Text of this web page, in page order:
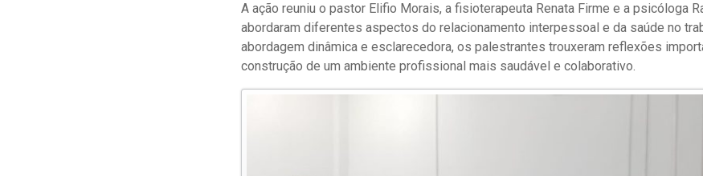
A ação reuniu o pastor Elifio Morais, a fisioterapeuta Renata Firme e a psicóloga
abordaram diferentes aspectos do relacionamento interpessoal e da saúde no
abordagem dinâmica e esclarecedora, os palestrantes trouxeram reflexões
construção de um ambiente profissional mais saudável e colaborativo.